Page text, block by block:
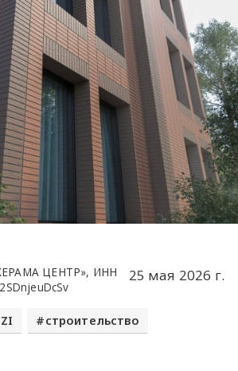
25 мая 2026 г.
ЦЕНТР», ИНН
строительство